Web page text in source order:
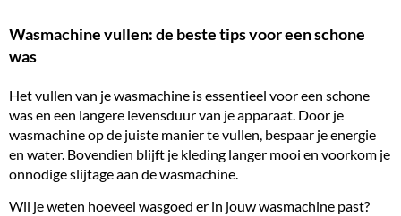
Wasmachine vullen: de beste tips voor een schone
was
Het vullen van je wasmachine is essentieel voor een schone
was en een langere levensduurvan je apparaat. Door je
wasmachine op de juiste manier te vullen, bespaar je energie
en water. Bovendien blijft je kleding langer mooi en voorkom je
onnodige slijtage aan de wasmachine.
Wil je weten hoeveel wasgoed er in jouw wasmachine past?